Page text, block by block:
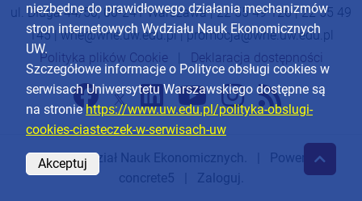
ul. Długa 44/50, 00-241 Warszawa | 22 55 49 126 | 22 55 49
145 |wne@wne.uw.edu.pl|promocja@wne.uw.edu.pl
Polityka plików Cookie| Deklaracja dostępności
niezbędne do prawidłowego działania mechanizmów
stron internetowych Wydziału Nauk Ekonomicznych
UW.
Szczegółowe informacje o Polityce obsługi cookies w
serwisach Uniwersytetu Warszawskiego dostępne są
na stroniehttps://www.uw.edu.pl/polityka-obslugi-
cookies-ciasteczek-w-serwisach-uw
Akceptuj
© 2026Wydział Nauk Ekonomicznych
. | Powered by
concrete5
Zaloguj.